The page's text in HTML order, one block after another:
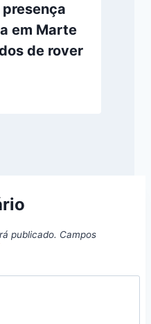
em Marte
de rover
publicado. Campos